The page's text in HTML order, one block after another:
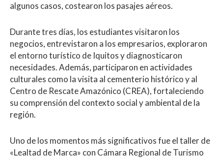
algunos casos, costearon los pasajes aéreos.
Durante tres días, los estudiantes visitaron los
negocios, entrevistaron a los empresarios, exploraron
el entorno turístico de Iquitos y diagnosticaron
necesidades. Además, participaron en actividades
culturales como la visita al cementerio histórico y al
Centro de Rescate Amazónico (CREA), fortaleciendo
su comprensión del contexto social y ambiental de la
región.
Uno de los momentos más significativos fue el taller de
«Lealtad de Marca» con Cámara Regional de Turismo